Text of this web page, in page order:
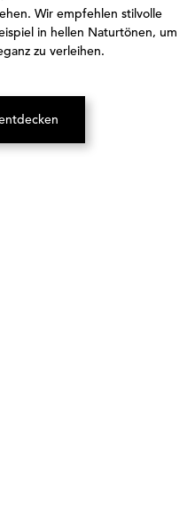
Wir empfehlen stilvolle
in hellen Naturtönen, um
zu verleihen.
in neuem Tab)